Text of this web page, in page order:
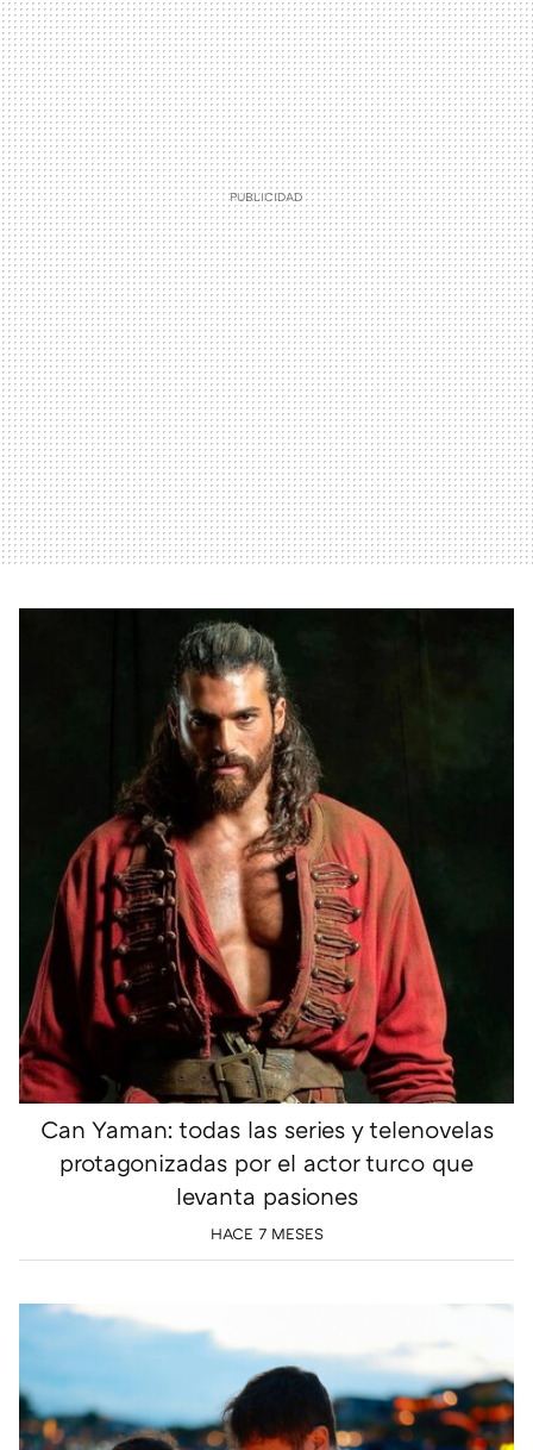
Can Yaman: todas las series y telenovelas
protagonizadas por el actor turco que
levanta pasiones
HACE 7 MESES